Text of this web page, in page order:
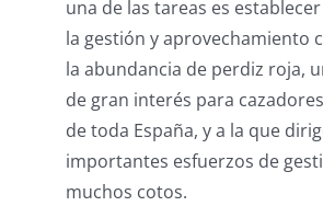
una de las tareas es
la gestión y aprovechamiento
la abundancia de perdiz roja,
de gran interés para
de toda España, y a la que
importantes esfuerzos de
muchos cotos.